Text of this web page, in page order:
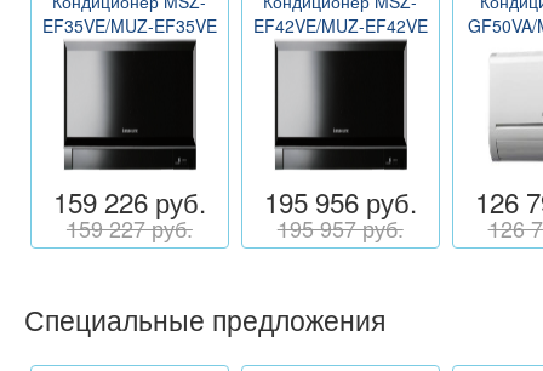
EF35VE/MUZ-EF35VE
159 226 руб.
159 227 руб.
EF42VE/MUZ-EF42VE
195 956 руб.
195 957 руб.
GF50VA/
126
126
Специальные предложения